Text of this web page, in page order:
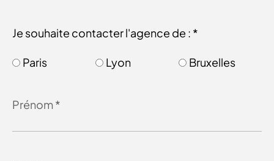
Je souhaite contacter l'agence de : *
Paris Lyon Bruxelles